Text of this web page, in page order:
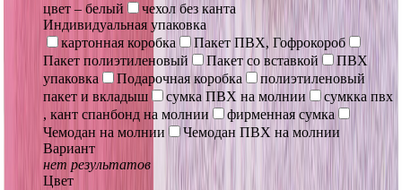
цвет – белый
чехол без канта
Индивидуальная упаковка
картонная коробка
Пакет ПВХ, Гофрокороб
Пакет полиэтиленовый
Пакет со вставкой
ПВХ
упаковка
Подарочная коробка
полиэтиленовый
пакет и вкладыш
сумка ПВХ на молнии
сумкка пвх
, кант спанбонд на молнии
фирменная сумка
Чемодан на молнии
Чемодан ПВХ на молнии
Вариант
нет результатов
Цвет